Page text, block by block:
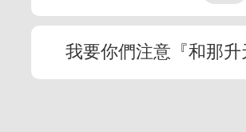
我要你們注意『和那